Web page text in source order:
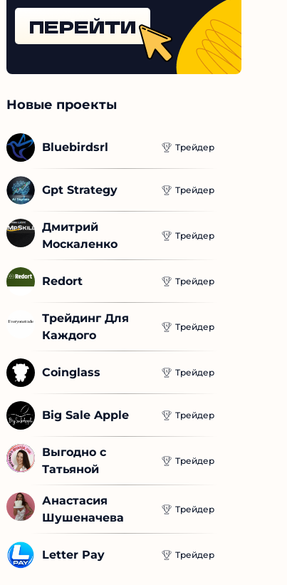
ПЕРЕЙТИ
Новые проекты
Bluebirdsrl Трейдер
Gpt Strategy Трейдер
Дмитрий
Москаленко
Трейдер
Redort Трейдер
Трейдинг Для
Каждого
Трейдер
Coinglass Трейдер
Big Sale Apple Трейдер
Выгодно с
Татьяной
Трейдер
Анастасия
Шушеначева
Трейдер
Letter Pay Трейдер